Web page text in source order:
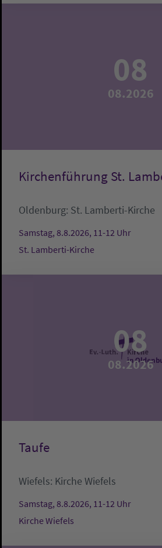
08
08.2026
Kirchenführung St.
Oldenburg: St. Lamberti-Kirche
Samstag, 8.8.2026, 11-12 Uhr
St. Lamberti-Kirche
08
08.2026
Taufe
Wiefels: Kirche Wiefels
Samstag, 8.8.2026, 11-12 Uhr
Kirche Wiefels